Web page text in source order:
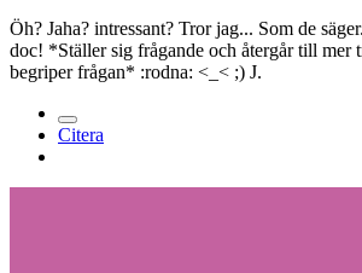
Öh? Jaha? intressant? Tror jag... Som de
doc! *Ställer sig frågande och återgår till mer
begriper frågan* :rodna: <_< ;) J.
Citera